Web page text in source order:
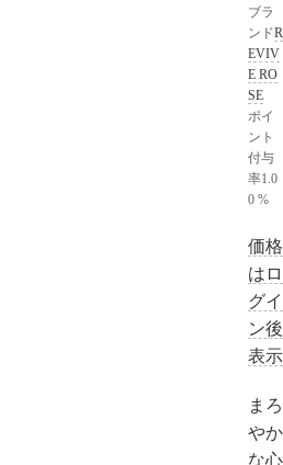
ブラ
ンドR
EVIV
E RO
SE
ポイ
ント
付与
率1.0
0 %
価格
はロ
グイ
ン後
表示
まろ
やか
な心